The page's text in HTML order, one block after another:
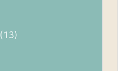
(13)